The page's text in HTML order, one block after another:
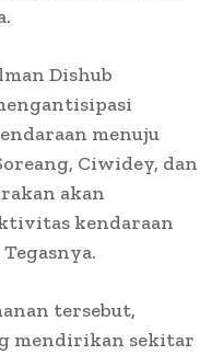
Dishub
menuju
Ciwidey, dan
akan
kendaraan
tersebut,
mendirikan sekitar